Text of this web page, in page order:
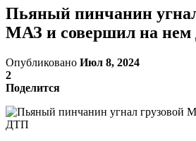
Пьяный пинчанин
МАЗ и совершил на
Опубликовано Июл 8, 2024
2
Поделится